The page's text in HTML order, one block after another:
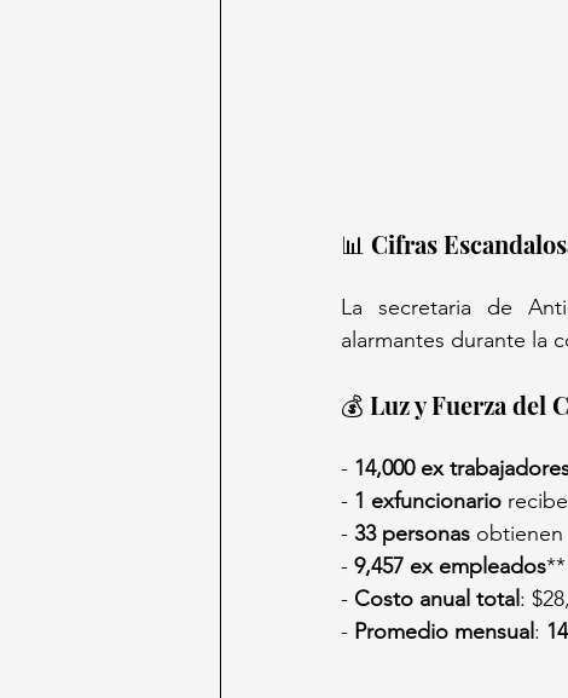
📊 Cifras
La secretaria de
alarmantes durante la
💰 Luz y Fuerza del
- 14,000 ex
- 1 exfuncionario recibe
- 33 personas obtienen
- 9,457 ex empleados
- Costo anual total :
- Promedio mensual :